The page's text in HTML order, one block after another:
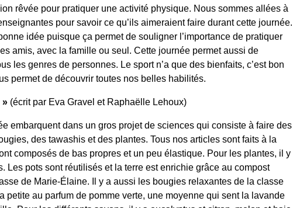
rêvée pour pratiquer une activité physique. Nous sommes allées à
pour savoir ce qu’ils aimeraient faire durant cette journée.
idée puisque ça permet de souligner l’importance de pratiquer
amis, avec la famille ou seul. Cette journée permet aussi de
les genres de personnes. Le sport n’a que des bienfaits, c’est bon
permet de découvrir toutes nos belles habilités.
» (écrit par Eva Gravel et Raphaëlle Lehoux)
embarquent dans un gros projet de sciences qui consiste à faire des
des tawashis et des plantes. Tous nos articles sont faits à la
composés de bas propres et un peu élastique. Pour les plantes, il y
Les pots sont réutilisés et la terre est enrichie grâce au compost
de Marie-Élaine. Il y a aussi les bougies relaxantes de la classe
petite au parfum de pomme verte, une moyenne qui sent la lavande